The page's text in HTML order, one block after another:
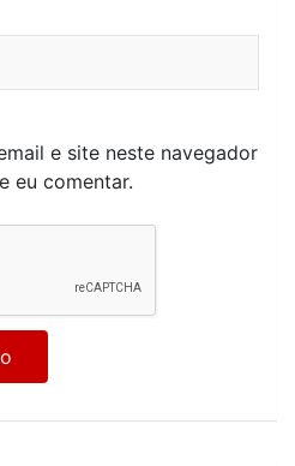
e site neste navegador
eu comentar.